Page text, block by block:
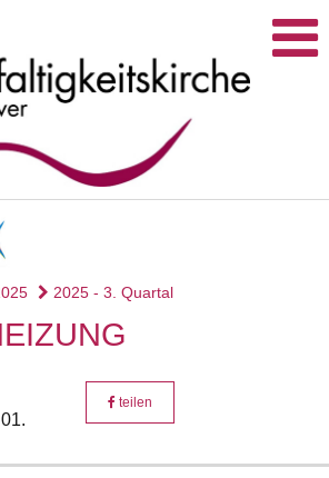
2025 - 3. Quartal
01.
teilen